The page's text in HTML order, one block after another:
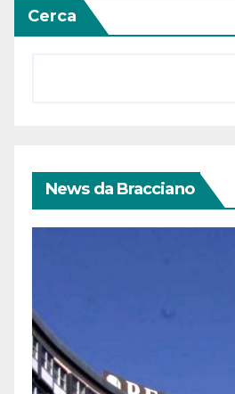
Cerca
News da Bracciano